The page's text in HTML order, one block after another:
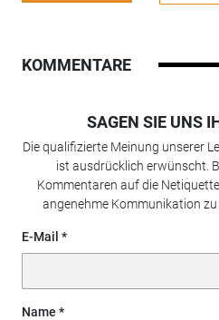
KOMMENTARE
SAGEN SIE UNS
Die qualifizierte Meinung unserer
ist ausdrücklich erwünscht.
Kommentaren auf die
angenehme Kommunikation
E-Mail
Name